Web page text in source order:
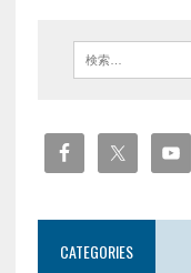
CATEGORIES